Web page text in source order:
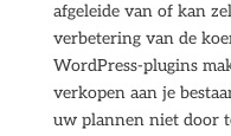
afgeleide van of kan
verbetering van de
WordPress-plugins
verkopen aan je
uw plannen niet door